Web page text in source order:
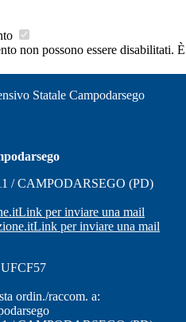
non possono essere disabilitati.
Statale Campodarsego
/ CAMPODARSEGO (PD)
Link per inviare una mail
Link per inviare una mail
ordin./raccom. a: